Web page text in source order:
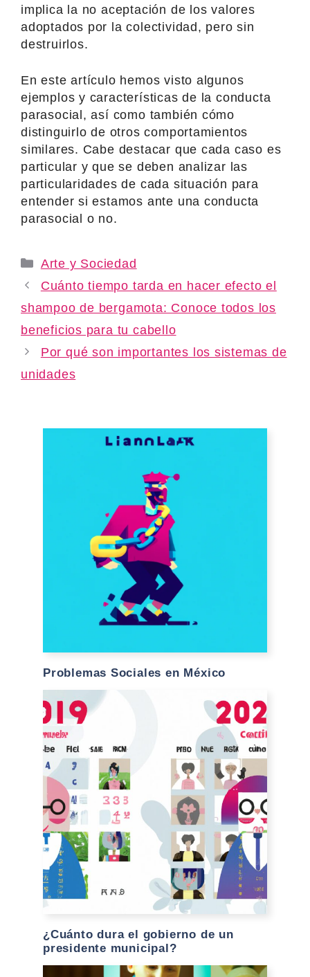
implica la no aceptación de los valores
adoptados por la colectividad, pero sin
destruirlos.
En este artículo hemos visto algunos
ejemplos y características de la conducta
parasocial, así como también cómo
distinguirlo de otros comportamientos
similares. Cabe destacar que cada caso es
particular y que se deben analizar las
particularidades de cada situación para
entender si estamos ante una conducta
parasocial o no.
Categories
Arte y Sociedad
Cuánto tiempo tarda en hacer efecto el
shampoo de bergamota: Conoce todos los
beneficios para tu cabello
Por qué son importantes los sistemas de
unidades
Problemas Sociales en México
¿Cuánto dura el gobierno de un
presidente municipal?